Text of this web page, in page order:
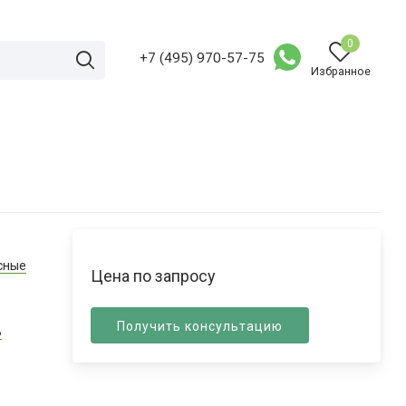
+7 (495) 970-57-75
0
Избранное
Цена по запросу
Получить консультацию